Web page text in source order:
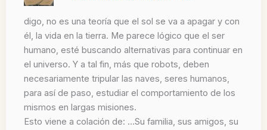
digo, no es una teoría que el sol se va a apagar y con
él, la vida en la tierra. Me parece lógico que el ser
humano, esté buscando alternativas para continuar en
el universo. Y a tal fin, más que robots, deben
necesariamente tripular las naves, seres humanos,
para así de paso, estudiar el comportamiento de los
mismos en largas misiones.
Esto viene a colación de: …Su familia, sus amigos, su